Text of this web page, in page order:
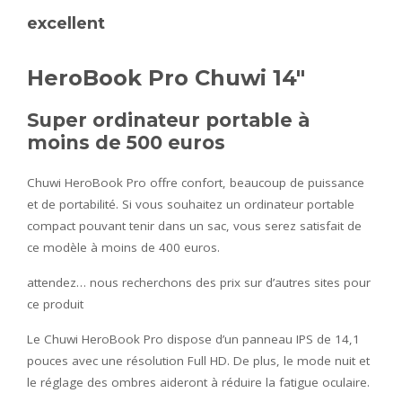
excellent
HeroBook Pro Chuwi 14″
Super ordinateur portable à
moins de 500 euros
Chuwi HeroBook Pro offre confort, beaucoup de puissance
et de portabilité. Si vous souhaitez un ordinateur portable
compact pouvant tenir dans un sac, vous serez satisfait de
ce modèle à moins de 400 euros.
attendez… nous recherchons des prix sur d’autres sites pour
ce produit
Le Chuwi HeroBook Pro dispose d’un panneau IPS de 14,1
pouces avec une résolution Full HD. De plus, le mode nuit et
le réglage des ombres aideront à réduire la fatigue oculaire.